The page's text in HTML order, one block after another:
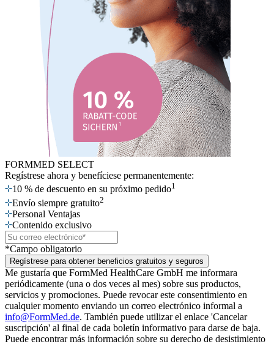
FORMMED SELECT
Regístrese ahora y benefíciese permanentemente:
10 % de descuento en su próximo pedido1
Envío siempre gratuito2
Personal Ventajas
Contenido exclusivo
*Campo obligatorio
Regístrese para obtener beneficios gratuitos y seguros
Me gustaría que FormMed HealthCare GmbH me informara
periódicamente (una o dos veces al mes) sobre sus productos,
servicios y promociones. Puede revocar este consentimiento en
cualquier momento enviando un correo electrónico informal a
info@FormMed.de. También puede utilizar el enlace 'Cancelar
suscripción' al final de cada boletín informativo para darse de baja.
Puede encontrar más información sobre su derecho de desistimiento